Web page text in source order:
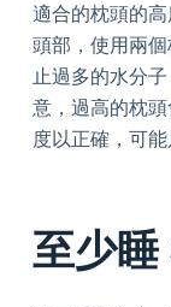
適合的枕頭的
頭部，使用兩
止過多的水分
意，過高的枕
度以正確，可能
至少